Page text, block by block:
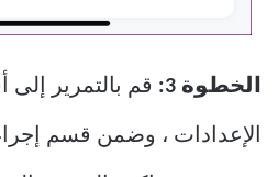
الخطوة 3: قم بالتمرير
الإعدادات ، وضمن قسم